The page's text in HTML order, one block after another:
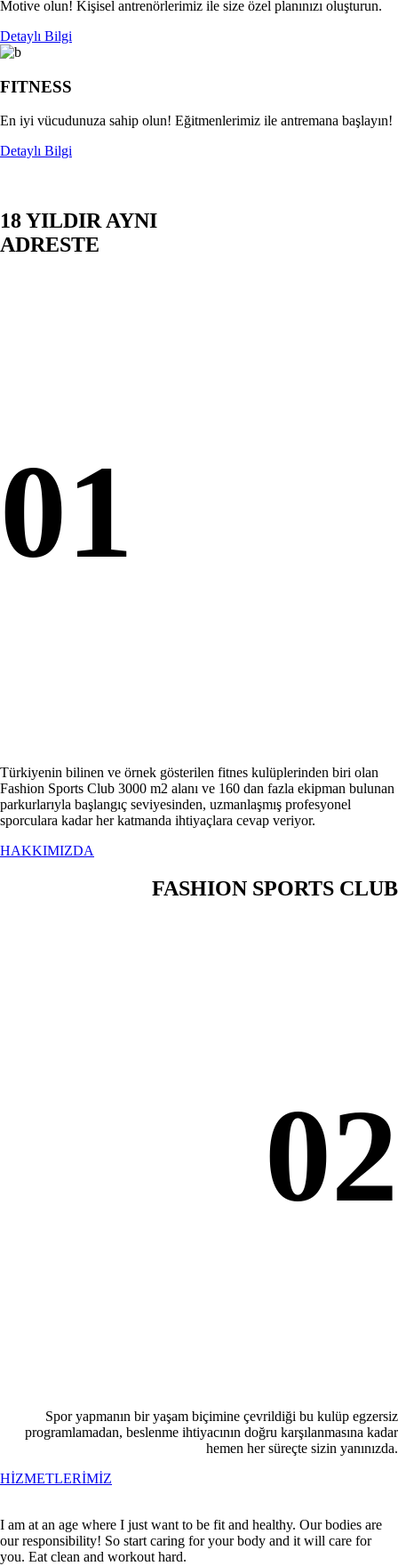
Motive olun! Kişisel antrenörlerimiz ile size özel planınızı oluşturun.
Detaylı Bilgi
FITNESS
En iyi vücudunuza sahip olun! Eğitmenlerimiz ile antremana başlayın!
Detaylı Bilgi
18 YILDIR AYNI
ADRESTE
01
Türkiyenin bilinen ve örnek gösterilen fitnes kulüplerinden biri olan
Fashion Sports Club 3000 m2 alanı ve 160 dan fazla ekipman bulunan
parkurlarıyla başlangıç seviyesinden, uzmanlaşmış profesyonel
sporculara kadar her katmanda ihtiyaçlara cevap veriyor.
HAKKIMIZDA
FASHION SPORTS CLUB
02
Spor yapmanın bir yaşam biçimine çevrildiği bu kulüp egzersiz
programlamadan, beslenme ihtiyacının doğru karşılanmasına kadar
hemen her süreçte sizin yanınızda.
HİZMETLERİMİZ
I am at an age where I just want to be fit and healthy. Our bodies are
our responsibility! So start caring for your body and it will care for
you. Eat clean and workout hard.